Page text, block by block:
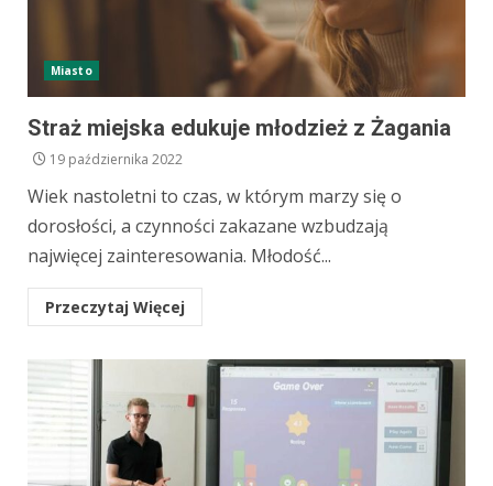
Miasto
Straż miejska edukuje młodzież z Żagania
19 października 2022
Wiek nastoletni to czas, w którym marzy się o
dorosłości, a czynności zakazane wzbudzają
najwięcej zainteresowania. Młodość...
Przeczytaj Więcej